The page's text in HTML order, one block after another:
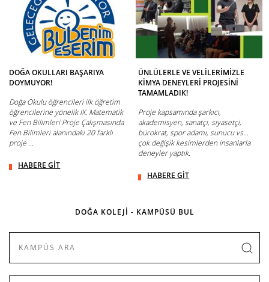
DOĞA OKULLARI BAŞARIYA
DOYMUYOR!
Doğa Okulu öğrencileri ilk öğretim
öğrencilerine yönelik IX. Matematik
ve Fen Bilimleri Proje Çalışmasında
Fen Bilimleri alanındaki 20 farklı
proje ...
HABERE GİT
ÜNLÜLERLE VE VELİLERİMİZLE
KİMYA DENEYLERİ PROJESİNİ
TAMAMLADIK!
Proje kapsamında şarkıcı,
akademisyen, sanatçı, siyasetçi,
bürokrat, spor adamı, sunucu vs...
çok değişik kesimlerden insanlarla
deneyler yaptık.
HABERE GİT
DOĞA KOLEJİ - KAMPÜSÜ BUL